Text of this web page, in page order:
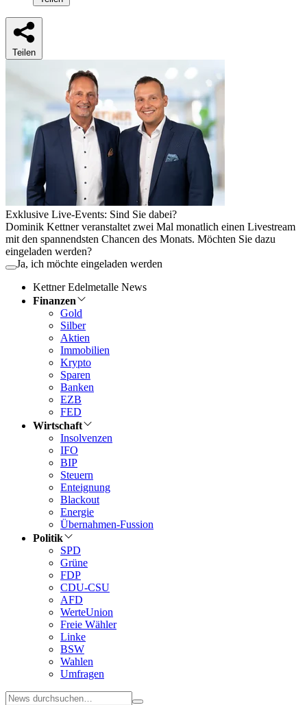
Teilen
Exklusive Live-Events: Sind Sie dabei?
Dominik Kettner veranstaltet zwei Mal monatlich einen Livestream
mit den spannendsten Chancen des Monats. Möchten Sie dazu
eingeladen werden?
Ja, ich möchte eingeladen werden
Kettner Edelmetalle News
Finanzen
Gold
Silber
Aktien
Immobilien
Krypto
Sparen
Banken
EZB
FED
Wirtschaft
Insolvenzen
IFO
BIP
Steuern
Enteignung
Blackout
Energie
Übernahmen-Fussion
Politik
SPD
Grüne
FDP
CDU-CSU
AFD
WerteUnion
Freie Wähler
Linke
BSW
Wahlen
Umfragen